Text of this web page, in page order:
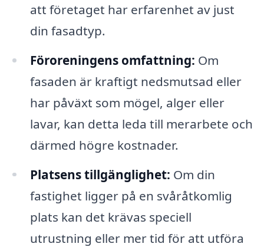
att företaget har erfarenhet av just
din fasadtyp.
Föroreningens omfattning: Om
fasaden är kraftigt nedsmutsad eller
har påväxt som mögel, alger eller
lavar, kan detta leda till merarbete och
därmed högre kostnader.
Platsens tillgänglighet: Om din
fastighet ligger på en svåråtkomlig
plats kan det krävas speciell
utrustning eller mer tid för att utföra